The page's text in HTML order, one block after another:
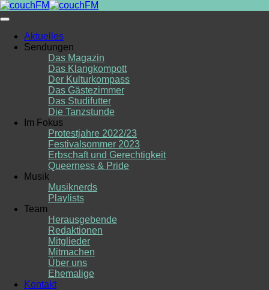
Skip
to
Aktuelles
Sendungen
Das Magazin
Das Klangkompott
Der Kulturkompass
Das Gästezimmer
Das Studifutter
Die Tanzstunde
Im Fokus
Protestjahre 2022/23
Festivalsommer 2023
Erbschaft und Gerechtigkeit
Queerness & Pride
Musik
Musiknerds
Playlists
Team
Herausgebende
Redaktionen
Mitglieder
Mitmachen
Über uns
Ehemalige
Kontakt